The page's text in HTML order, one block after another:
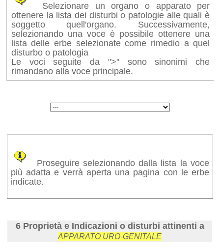
Selezionare un organo o apparato per
ottenere la lista dei disturbi o patologie alle quali è
soggetto quell'organo. Successivamente,
selezionando una voce è possibile ottenere una
lista delle erbe selezionate come rimedio a quel
disturbo o patologia
Le voci seguite da ">" sono sinonimi che
rimandano alla voce principale.
Proseguire selezionando dalla lista la voce
più adatta e verrà aperta una pagina con le erbe
indicate.
6 Proprietà e Indicazioni o disturbi attinenti a
APPARATO URO-GENITALE